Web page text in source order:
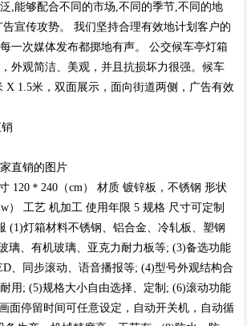
,能够配合不同的市场,不同的季节,不同的地
宣传攻势。 我们坚持合理有效地计划客户的
一次媒体发布都掷地有声。 公交候车亭灯箱
外观简洁、美观，并且抗损坏力很强。候车
X 1.5米，双面展示，面向街道两侧，广告有效
直销的图片
120＊240（cm） 材质 镀锌板，不锈钢 形状
） 工艺 机加工 使用年限 5 规格 尺寸可定制
(1)灯箱材料不锈钢、铝合金、冷轧板、塑钢
璃、有机玻璃、亚克力耐力板等; (3)备选功能
、同步滚动、语音播报等; (4)型号外观结构合
用; (5)规格大小自由选择、定制; (6)滚动功能
停留时间可任意设定，自动开关机，自动循